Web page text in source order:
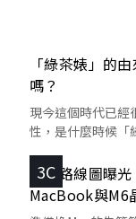
「綠茶婊」的
嗎？
現今這個時代已經
性，是什麼時候「
3C
蘋果路線圖曝
MacBook與M6